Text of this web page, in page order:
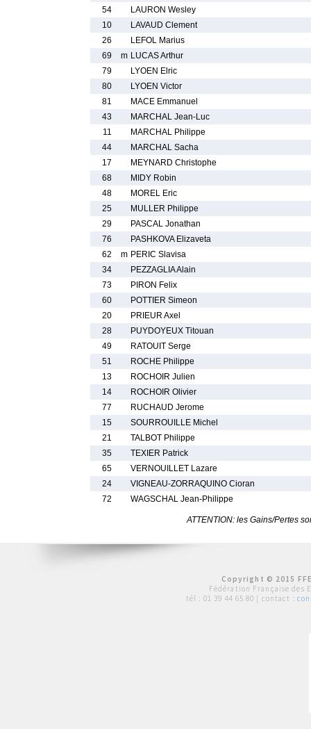
54
LAURON Wesley
10
LAVAUD Clement
26
LEFOL Marius
69
m LUCAS Arthur
79
LYOEN Elric
80
LYOEN Victor
81
MACE Emmanuel
43
MARCHAL Jean-Luc
11
MARCHAL Philippe
44
MARCHAL Sacha
17
MEYNARD Christophe
68
MIDY Robin
48
MOREL Eric
25
MULLER Philippe
29
PASCAL Jonathan
76
PASHKOVA Elizaveta
62
m PERIC Slavisa
34
PEZZAGLIA Alain
73
PIRON Felix
60
POTTIER Simeon
20
PRIEUR Axel
28
PUYDOYEUX Titouan
49
RATOUIT Serge
51
ROCHE Philippe
13
ROCHOIR Julien
14
ROCHOIR Olivier
77
RUCHAUD Jerome
15
SOURROUILLE Michel
21
TALBOT Philippe
35
TEXIER Patrick
65
VERNOUILLET Lazare
24
VIGNEAU-ZORRAQUINO Cioran
72
WAGSCHAL Jean-Philippe
ATTENTION: les Gains/Pertes
Copyright © 2015
Fédération Française des
tél : 01 39 44 65 80 | contact :